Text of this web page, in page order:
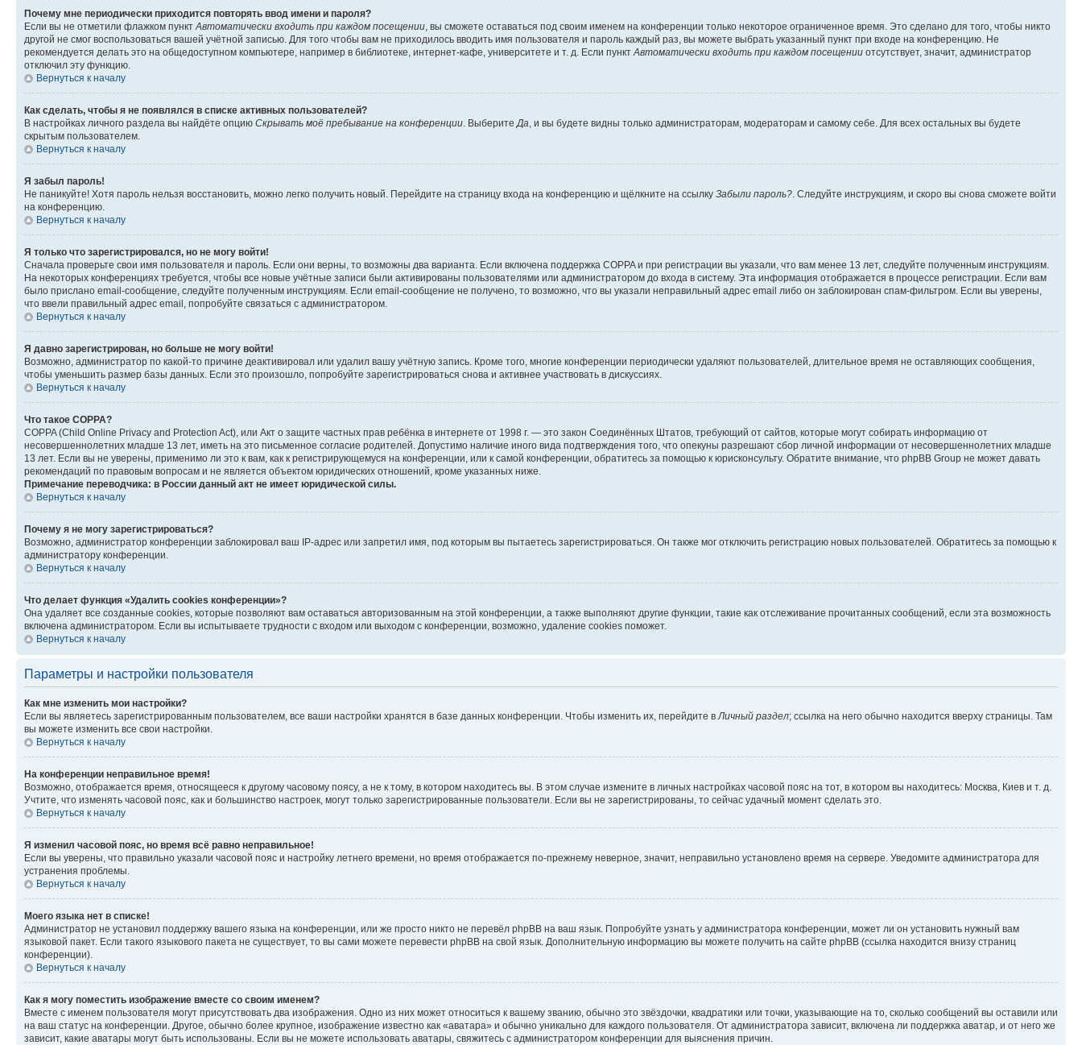
Почему мне периодически приходится повторять ввод имени и пароля?
Если вы не отметили флажком пунктАвтоматически входить при каждом посещении, вы сможете оставаться под своим именем на конференции только некоторое ограниченное время. Это сделано для того, чтобы никто
другой не смог воспользоваться вашей учётной записью. Для того чтобы вам не приходилось вводить имя пользователя и пароль каждый раз, вы можете выбрать указанный пункт при входе на конференцию. Не
рекомендуется делать это на общедоступном компьютере, например в библиотеке, интернет-кафе, университете и т. д. Если пунктАвтоматически входить при каждом посещении отсутствует, значит, администратор
отключил эту функцию.
Вернуться к началу
Как сделать, чтобы я не появлялся в списке активных пользователей?
В настройках личного раздела вы найдёте опцию Скрывать моё пребывание на конференции. ВыберитеДа, и вы будете видны только администраторам, модераторам и самому себе. Для всех остальных вы будете
скрытым пользователем.
Вернуться к началу
Я забыл пароль!
Не паникуйте! Хотя пароль нельзя восстановить, можно легко получить новый. Перейдите на страницу входа на конференцию и щёлкните на ссылку Забыли пароль?. Следуйте инструкциям, и скоро вы снова сможете войти
на конференцию.
Вернуться к началу
Я только что зарегистрировался, но не могу войти!
Сначала проверьте свои имя пользователя и пароль. Если они верны, то возможны два варианта. Если включена поддержка COPPA и при регистрации вы указали, что вам менее 13 лет, следуйте полученным инструкциям.
На некоторых конференциях требуется, чтобы все новые учётные записи были активированы пользователями или администратором до входа в систему. Эта информация отображается в процессе регистрации. Если вам
было прислано email-сообщение, следуйте полученным инструкциям. Если email-сообщение не получено, то возможно, что вы указали неправильный адрес email либо он заблокирован спам-фильтром. Если вы уверены,
что ввели правильный адрес email, попробуйте связаться с администратором.
Вернуться к началу
Я давно зарегистрирован, но больше не могу войти!
Возможно, администратор по какой-то причине деактивировал или удалил вашу учётную запись. Кроме того, многие конференции периодически удаляют пользователей, длительное время не оставляющих сообщения,
чтобы уменьшить размер базы данных. Если это произошло, попробуйте зарегистрироваться снова и активнее участвовать в дискуссиях.
Вернуться к началу
Что такое COPPA?
COPPA (Child Online Privacy and Protection Act), или Акт о защите частных прав ребёнка в интернете от 1998 г. — это закон Соединённых Штатов, требующий от сайтов, которые могут собирать информацию от
несовершеннолетних младше 13 лет, иметь на это письменное согласие родителей. Допустимо наличие иного вида подтверждения того, что опекуны разрешают сбор личной информации от несовершеннолетних младше
13 лет. Если вы не уверены, применимо ли это к вам, как к регистрирующемуся на конференции, или к самой конференции, обратитесь за помощью к юрисконсульту. Обратите внимание, что phpBB Group не может давать
рекомендаций по правовым вопросам и не является объектом юридических отношений, кроме указанных ниже.
Примечание переводчика: в России данный акт не имеет юридической силы.
Вернуться к началу
Почему я не могу зарегистрироваться?
Возможно, администратор конференции заблокировал ваш IP-адрес или запретил имя, под которым вы пытаетесь зарегистрироваться. Он также мог отключить регистрацию новых пользователей. Обратитесь за помощью к
администратору конференции.
Вернуться к началу
Что делает функция «Удалить cookies конференции»?
Она удаляет все созданные cookies, которые позволяют вам оставаться авторизованным на этой конференции, а также выполняют другие функции, такие как отслеживание прочитанных сообщений, если эта возможность
включена администратором. Если вы испытываете трудности с входом или выходом с конференции, возможно, удаление cookies поможет.
Вернуться к началу
Параметры и настройки пользователя
Как мне изменить мои настройки?
Если вы являетесь зарегистрированным пользователем, все ваши настройки хранятся в базе данных конференции. Чтобы изменить их, перейдите вЛичный раздел; ссылка на него обычно находится вверху страницы. Там
вы можете изменить все свои настройки.
Вернуться к началу
На конференции неправильное время!
Возможно, отображается время, относящееся к другому часовому поясу, а не к тому, в котором находитесь вы. В этом случае измените в личных настройках часовой пояс на тот, в котором вы находитесь: Москва, Киев и т. д.
Учтите, что изменять часовой пояс, как и большинство настроек, могут только зарегистрированные пользователи. Если вы не зарегистрированы, то сейчас удачный момент сделать это.
Вернуться к началу
Я изменил часовой пояс, но время всё равно неправильное!
Если вы уверены, что правильно указали часовой пояс и настройку летнего времени, но время отображается по-прежнему неверное, значит, неправильно установлено время на сервере. Уведомите администратора для
устранения проблемы.
Вернуться к началу
Моего языка нет в списке!
Администратор не установил поддержку вашего языка на конференции, или же просто никто не перевёл phpBB на ваш язык. Попробуйте узнать у администратора конференции, может ли он установить нужный вам
языковой пакет. Если такого языкового пакета не существует, то вы сами можете перевести phpBB на свой язык. Дополнительную информацию вы можете получить на сайте phpBB (ссылка находится внизу страниц
конференции).
Вернуться к началу
Как я могу поместить изображение вместе со своим именем?
Вместе с именем пользователя могут присутствовать два изображения. Одно из них может относиться к вашему званию, обычно это звёздочки, квадратики или точки, указывающие на то, сколько сообщений вы оставили или
на ваш статус на конференции. Другое, обычно более крупное, изображение известно как «аватара» и обычно уникально для каждого пользователя. От администратора зависит, включена ли поддержка аватар, и от него же
зависит, какие аватары могут быть использованы. Если вы не можете использовать аватары, свяжитесь с администратором конференции для выяснения причин.